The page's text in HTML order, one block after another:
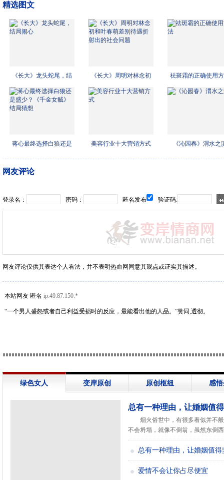
精选图文
《长大》龙头蛇尾，结
《长大》周明对林念初
祛斑霜的正确使用
蒋心最终选择白狼还是
美容行业十大营销方式 《沁园春》渭水之
网友评论
登录名： 密码： 匿名发布 验证码:
网友评论仅供其表达个人看法，并不表明热血网同意其观点或证实其描述。
本站网友 匿名 ip:49.87.150.*
“一个男人盛怒或者自己利益受损时的反应，最能看出他的人品。”赞同,透彻。
绿色女人 变岸原创 原创枢纽 感
总有一种理由，让婚姻值
烟火俗世中，有很多看似并不
不会坍塌，就像不倒翁，虽然东倒
总有一种理由，让婚姻值得
爱情不会让你占尽便宜